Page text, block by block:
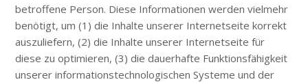
betroffene Person. Diese Informationen werden vielmehr
benötigt, um (1) die Inhalte unserer Internetseite korrekt
auszuliefern, (2) die Inhalte unserer Internetseite für
diese zu optimieren, (3) die dauerhafte Funktionsfähigkeit
unserer informationstechnologischen Systeme und der